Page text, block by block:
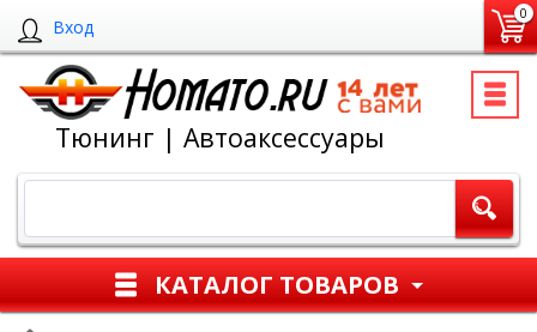
Вход
0
Тюнинг | Автоаксессуары
КАТАЛОГ ТОВАРОВ